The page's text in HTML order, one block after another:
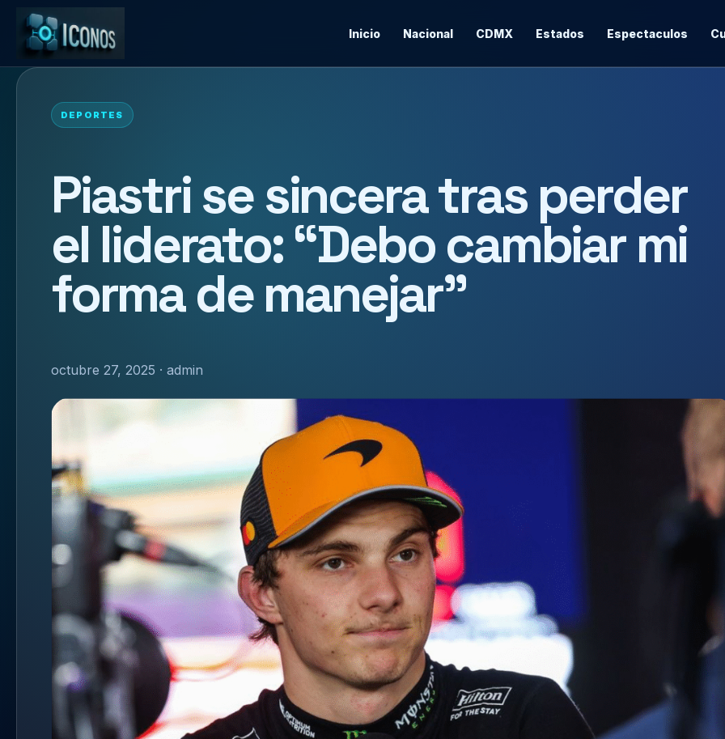
Inicio Nacional CDMX Estados Espectaculos
DEPORTES
Piastri se sincera tras perder
el liderato: “Debo cambiar mi
forma de manejar”
octubre 27, 2025 · admin